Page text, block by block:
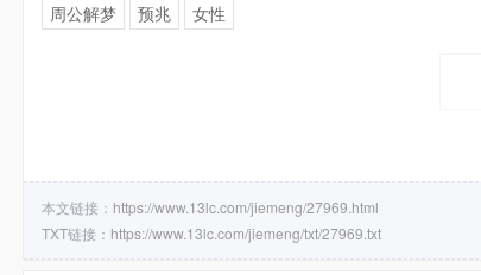
周公解梦 预兆 女性
本文链接： https://www.13lc.com/jiemeng/27969.html
TXT链接： https://www.13lc.com/jiemeng/txt/27969.txt